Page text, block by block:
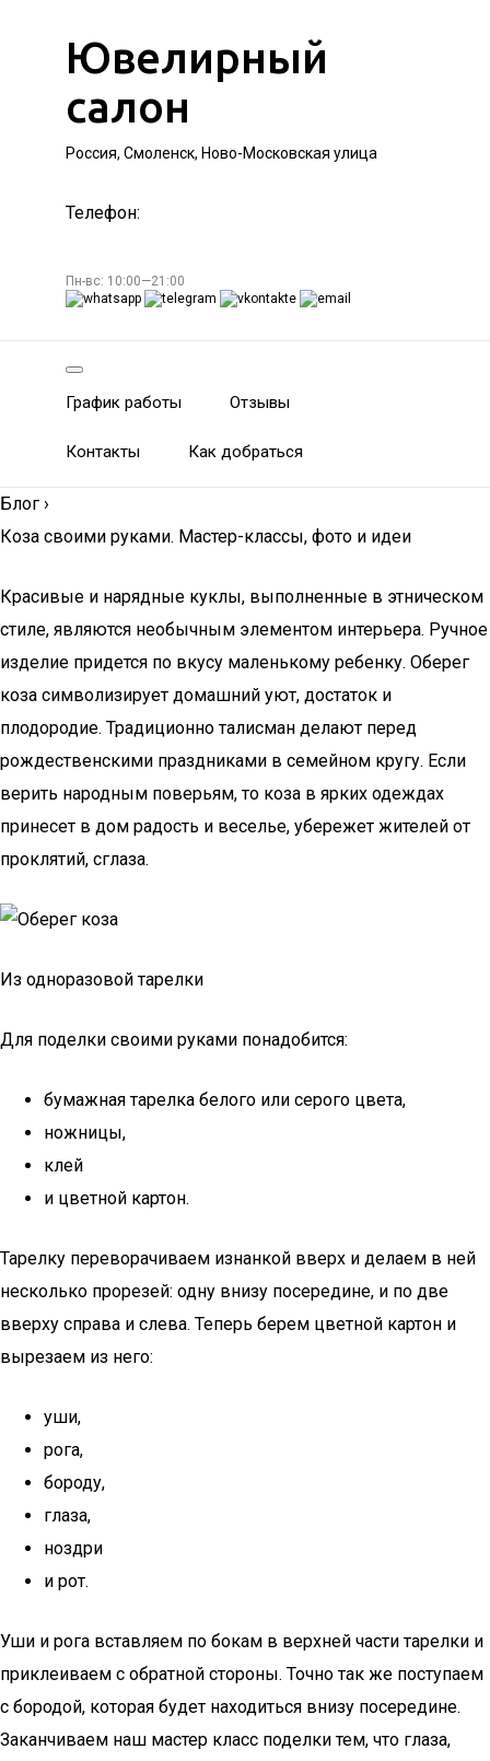
Ювелирный
салон
Россия, Смоленск, Ново-Московская улица
Телефон:
Пн-вс: 10:00—21:00
График работы Отзывы
Контакты Как добраться
Блог ›
Коза своими руками. Мастер-классы, фото и идеи
Красивые и нарядные куклы, выполненные в этническом
стиле, являются необычным элементом интерьера. Ручное
изделие придется по вкусу маленькому ребенку. Оберег
коза символизирует домашний уют, достаток и
плодородие. Традиционно талисман делают перед
рождественскими праздниками в семейном кругу. Если
верить народным поверьям, то коза в ярких одеждах
принесет в дом радость и веселье, убережет жителей от
проклятий, сглаза.
Из одноразовой тарелки
Для поделки своими руками понадобится:
бумажная тарелка белого или серого цвета,
ножницы,
клей
и цветной картон.
Тарелку переворачиваем изнанкой вверх и делаем в ней
несколько прорезей: одну внизу посередине, и по две
вверху справа и слева. Теперь берем цветной картон и
вырезаем из него:
уши,
рога,
бороду,
глаза,
ноздри
и рот.
Уши и рога вставляем по бокам в верхней части тарелки и
приклеиваем с обратной стороны. Точно так же поступаем
с бородой, которая будет находиться внизу посередине.
Заканчиваем наш мастер класс поделки тем, что глаза,